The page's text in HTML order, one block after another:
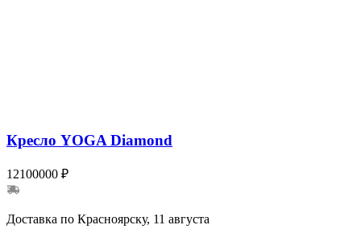
Кресло YOGA Diamond
12100000 ₽
Доставка по Красноярску, 11 августа